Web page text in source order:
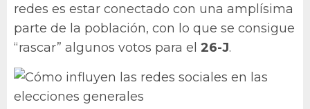
redes es estar conectado con una amplísima
parte de la población, con lo que se consigue
“rascar” algunos votos para el 26-J.